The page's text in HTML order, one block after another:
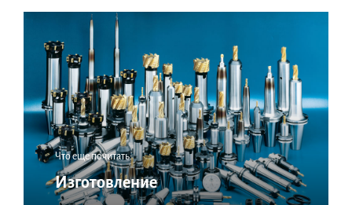
Что еще почитать:
Изготовление